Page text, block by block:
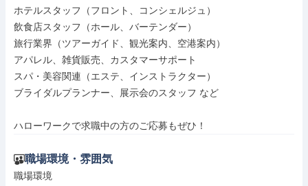
ホテルスタッフ（フロント、コンシェルジュ）
飲食店スタッフ（ホール、バーテンダー）
旅行業界（ツアーガイド、観光案内、空港案内）
アパレル、雑貨販売、カスタマーサポート
スパ・美容関連（エステ、インストラクター）
ブライダルプランナー、展示会のスタッフ など
ハローワークで求職中の方のご応募もぜひ！
職場環境・雰囲気
職場環境